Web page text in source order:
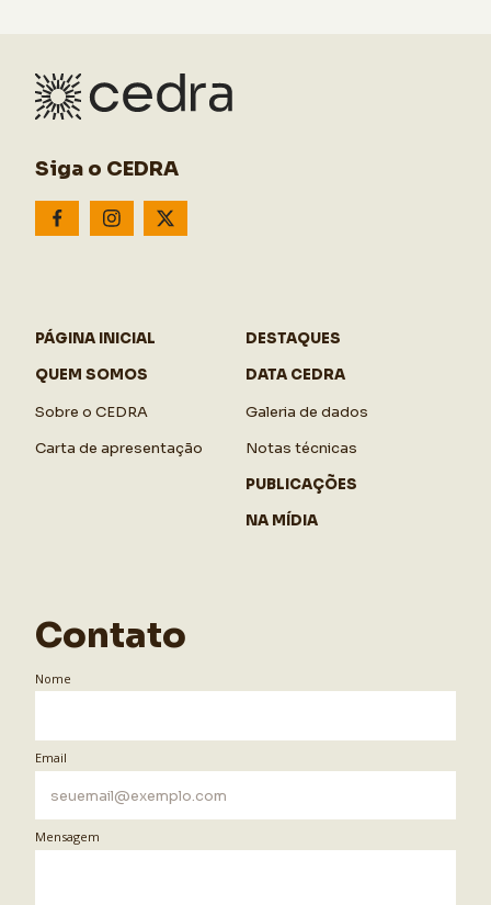
Siga o CEDRA
PÁGINA INICIAL
QUEM SOMOS
Sobre o CEDRA
Carta de apresentação
DESTAQUES
DATA CEDRA
Galeria de dados
Notas técnicas
PUBLICAÇÕES
NA MÍDIA
Contato
Nome
Email
Mensagem